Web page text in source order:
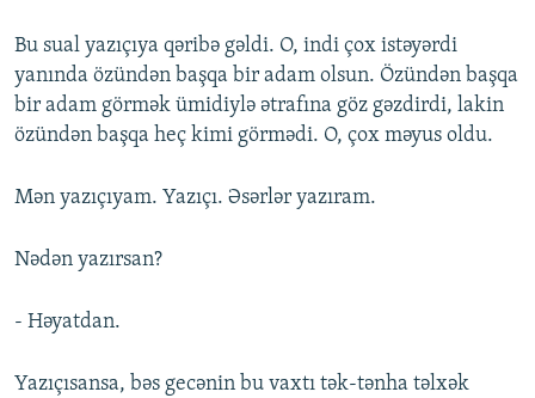
Bu sual yazıçıya qəribə gəldi. O, indi çox istəyərdi
yanında özündən başqa bir adam olsun. Özündən başqa
bir adam görmək ümidiylə ətrafına göz gəzdirdi, lakin
özündən başqa heç kimi görmədi. O, çox məyus oldu.
Mən yazıçıyam. Yazıçı. Əsərlər yazıram.
Nədən yazırsan?
- Həyatdan.
Yazıçısansa, bəs gecənin bu vaxtı tək-tənha təlxək